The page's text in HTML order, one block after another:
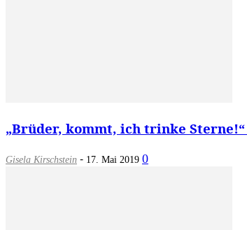
„Brüder, kommt, ich trinke
Gisela Kirschstein - 17. Mai 2019 0